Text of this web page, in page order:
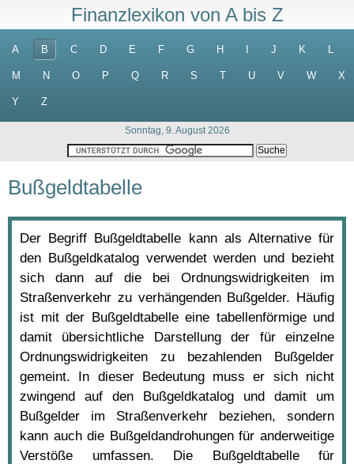
Finanzlexikon von A bis Z
A B C D E F G H J K L
M N O P Q R S T U V W X
Y Z
Sonntag, 9. August 2026
Bußgeldtabelle
Der Begriff Bußgeldtabelle kann als Alternative für
den Bußgeldkatalog verwendet werden und bezieht
sich dann auf die bei Ordnungswidrigkeiten im
Straßenverkehr zu verhängenden Bußgelder. Häufig
ist mit der Bußgeldtabelle eine tabellenförmige und
damit übersichtliche Darstellung der für einzelne
Ordnungswidrigkeiten zu bezahlenden Bußgelder
gemeint. In dieser Bedeutung muss er sich nicht
zwingend auf den Bußgeldkatalog und damit um
Bußgelder im Straßenverkehr beziehen, sondern
kann auch die Bußgeldandrohungen für anderweitige
Verstöße umfassen. Die Bußgeldtabelle für